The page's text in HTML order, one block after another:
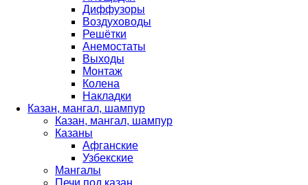
Диффузоры
Воздуховоды
Решётки
Анемостаты
Выходы
Монтаж
Колена
Накладки
Казан, мангал, шампур
Казан, мангал, шампур
Казаны
Афганские
Узбекские
Мангалы